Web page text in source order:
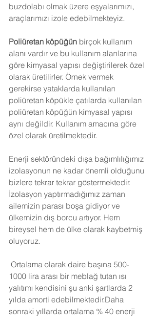
buzdolabı olmak üzere eşyalarımızı,
araçlarımızı izole edebilmekteyiz.
Poliüretan köpüğün birçok kullanım
alanı vardır ve bu kullanım alanlarına
göre kimyasal yapısı değiştirilerek özel
olarak üretilirler. Örnek vermek
gerekirse yataklarda kullanılan
poliüretan köpükle çatılarda kullanılan
poliüretan köpüğün kimyasal yapısı
aynı değildir. Kullanım amacına göre
özel olarak üretilmektedir.
Enerji sektöründeki dışa bağımlılığımız
izolasyonun ne kadar önemli olduğunu
bizlere tekrar tekrar göstermektedir.
İzolasyon yaptırmadığımız zaman
ailemizin parası boşa gidiyor ve
ülkemizin dış borcu artıyor. Hem
bireysel hem de ülke olarak kaybetmiş
oluyoruz.
Ortalama olarak daire başına 500-
1000 lira arası bir meblağ tutan ısı
yalıtımı kendisini şu anki şartlarda 2
yılda amorti edebilmektedir.Daha
sonraki yıllarda ortalama % 40 enerji